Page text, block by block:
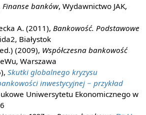
Finanse banków, Wydawnictwo JAK,
A. (2011), Bankowość. Podstawowe
Białystok
(2009), Współczesna bankowość
Warszawa
Skutki globalnego kryzysu
inwestycyjnej − przykład
Uniwersytetu Ekonomicznego w